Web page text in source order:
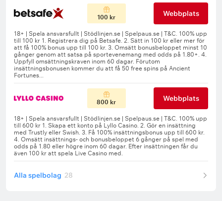
100 kr Webbplats
800 kr Webbplats
Alla spelbolag 28